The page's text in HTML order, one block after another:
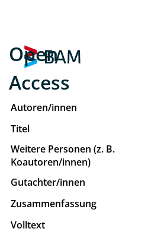
Open
Access
Autoren/innen
Titel
Weitere Personen (z. B.
Koautoren/innen)
Gutachter/innen
Zusammenfassung
Volltext